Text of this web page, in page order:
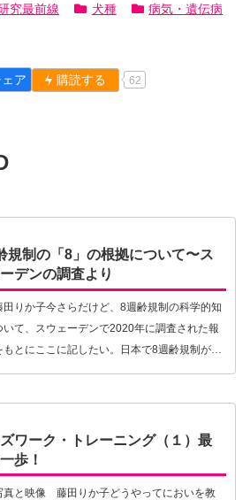
究最前線 犬種
病気・遺伝病
ア 購読する 62
規制の「8」の根拠について〜ス
デンの調査より
田りか子今さらだけど、8週齢規制の科学的知
いて、スウェーデンで2020年に調査された報
もとにここに記したい。日本で8週齢規制が提
たのは8年前ぐらいになるだろうか。その当時
ズワーク・トレーニング（１）最
歩！
真と映像 藤田りか子どうやってにおいを教